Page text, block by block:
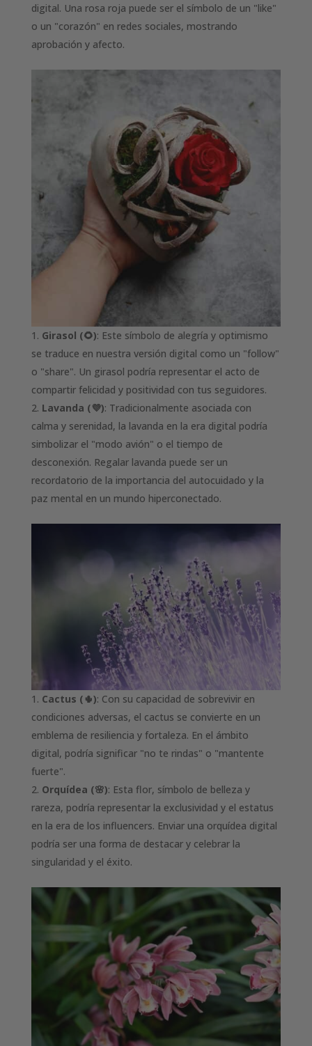
digital. Una rosa roja puede ser el símbolo de un "like"
o un "corazón" en redes sociales, mostrando
aprobación y afecto.
Girasol (🌻): Este símbolo de alegría y optimismo
se traduce en nuestra versión digital como un "follow"
o "share". Un girasol podría representar el acto de
compartir felicidad y positividad con tus seguidores.
Lavanda (💜): Tradicionalmente asociada con
calma y serenidad, la lavanda en la era digital podría
simbolizar el "modo avión" o el tiempo de
desconexión. Regalar lavanda puede ser un
recordatorio de la importancia del autocuidado y la
paz mental en un mundo hiperconectado.
Cactus (🌵): Con su capacidad de sobrevivir en
condiciones adversas, el cactus se convierte en un
emblema de resiliencia y fortaleza. En el ámbito
digital, podría significar "no te rindas" o "mantente
fuerte".
Orquídea (🌸): Esta flor, símbolo de belleza y
rareza, podría representar la exclusividad y el estatus
en la era de los influencers. Enviar una orquídea digital
podría ser una forma de destacar y celebrar la
singularidad y el éxito.